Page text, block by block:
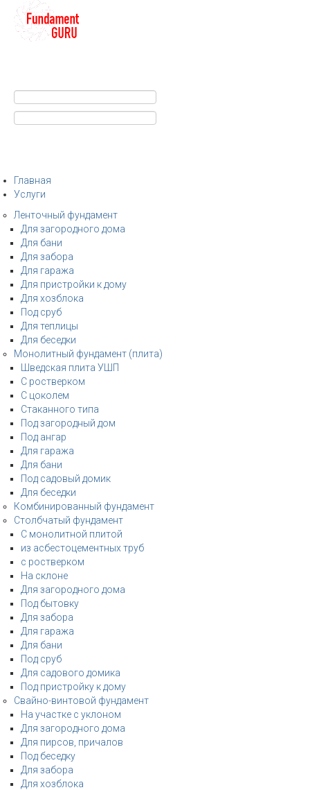
Главная
Услуги
Ленточный фундамент
Для загородного дома
Для бани
Для забора
Для гаража
Для пристройки к дому
Для хозблока
Под сруб
Для теплицы
Для беседки
Монолитный фундамент (плита)
Шведская плита УШП
С ростверком
С цоколем
Стаканного типа
Под загородный дом
Под ангар
Для гаража
Для бани
Под садовый домик
Для беседки
Комбинированный фундамент
Столбчатый фундамент
С монолитной плитой
из асбестоцементных труб
с ростверком
На склоне
Для загородного дома
Под бытовку
Для забора
Для гаража
Для бани
Под сруб
Для садового домика
Под пристройку к дому
Свайно-винтовой фундамент
На участке с уклоном
Для загородного дома
Для пирсов, причалов
Под беседку
Для забора
Для хозблока